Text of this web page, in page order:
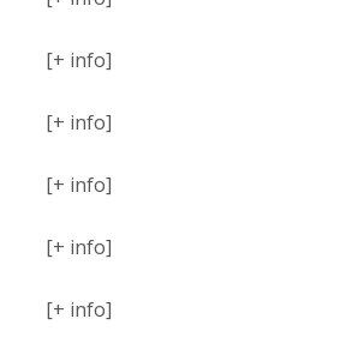
[+ info]
[+ info]
[+ info]
[+ info]
[+ info]